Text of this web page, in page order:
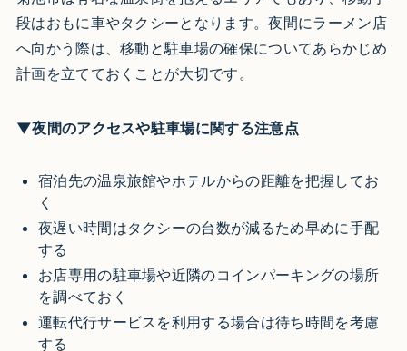
段はおもに車やタクシーとなります。夜間にラーメン店
へ向かう際は、移動と駐車場の確保についてあらかじめ
計画を立てておくことが大切です。
▼夜間のアクセスや駐車場に関する注意点
宿泊先の温泉旅館やホテルからの距離を把握してお
く
夜遅い時間はタクシーの台数が減るため早めに手配
する
お店専用の駐車場や近隣のコインパーキングの場所
を調べておく
運転代行サービスを利用する場合は待ち時間を考慮
する